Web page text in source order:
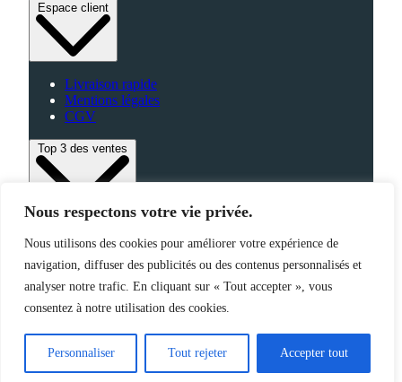
Nous respectons votre vie privée.
Nous utilisons des cookies pour améliorer votre expérience de
navigation, diffuser des publicités ou des contenus personnalisés et
analyser notre trafic. En cliquant sur « Tout accepter », vous
consentez à notre utilisation des cookies.
Personnaliser Tout rejeter Accepter tout
Espace client
Livraison rapide
Mentions légales
CGV
Top 3 des ventes
High-Tech
Fabriqué en France
©2025 Jemapub – Tous droits réservés